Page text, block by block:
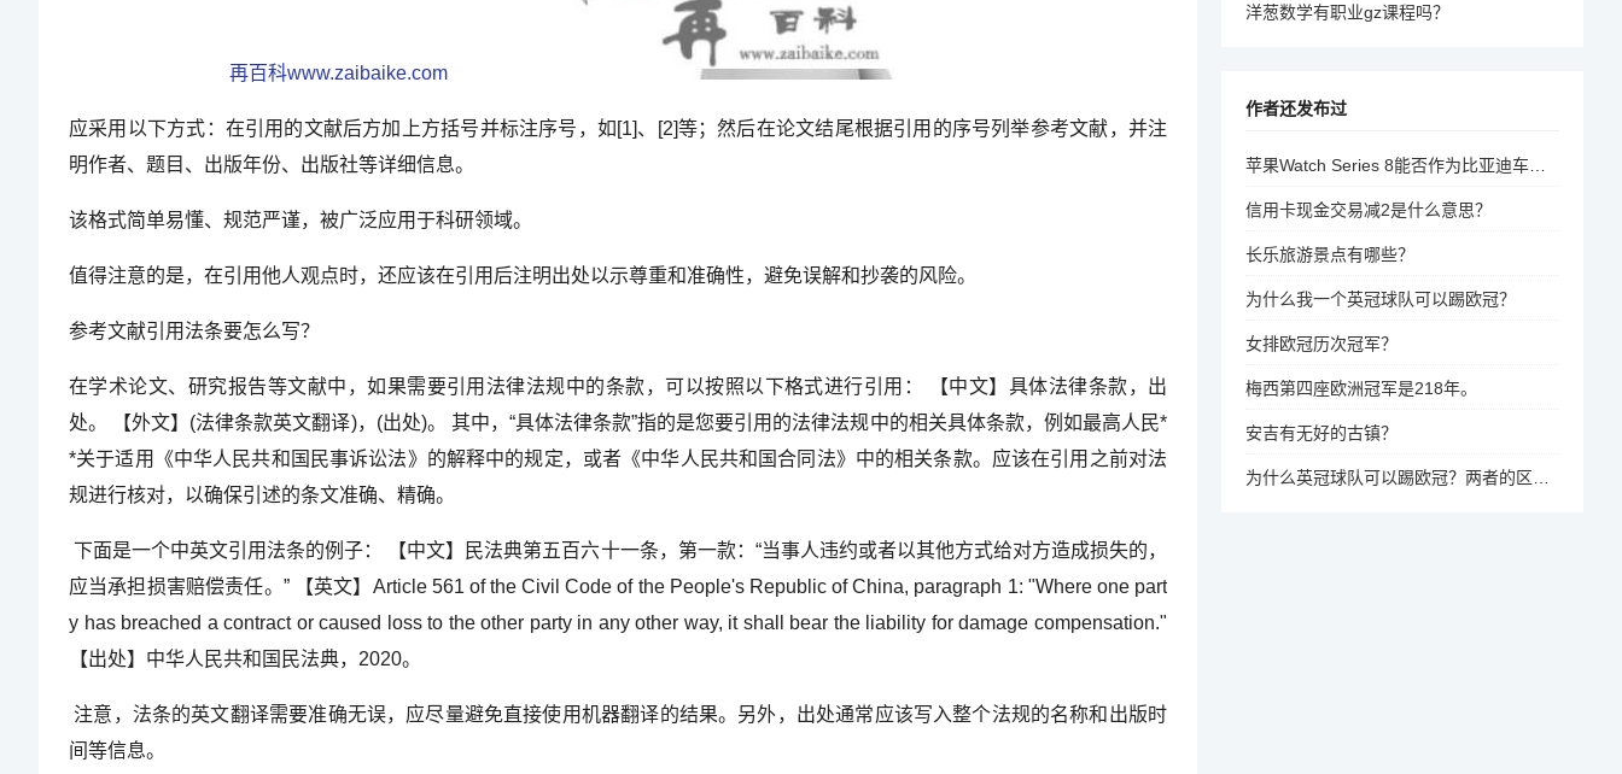
再百科www.zaibaike.com
应采用以下方式：在引用的文献后方加上方括号并标注序号，如[1]、[2]等；然后在论文结尾根据引用的序号列举参考文献，并注
明作者、题目、出版年份、出版社等详细信息。
该格式简单易懂、规范严谨，被广泛应用于科研领域。
值得注意的是，在引用他人观点时，还应该在引用后注明出处以示尊重和准确性，避免误解和抄袭的风险。
参考文献引用法条要怎么写？
在学术论文、研究报告等文献中，如果需要引用法律法规中的条款，可以按照以下格式进行引用： 【中文】具体法律条款，出
处。 【外文】(法律条款英文翻译)，(出处)。 其中，“具体法律条款”指的是您要引用的法律法规中的相关具体条款，例如最高人民*
*关于适用《中华人民共和国民事诉讼法》的解释中的规定，或者《中华人民共和国合同法》中的相关条款。应该在引用之前对法
规进行核对，以确保引述的条文准确、精确。
下面是一个中英文引用法条的例子： 【中文】民法典第五百六十一条，第一款：“当事人违约或者以其他方式给对方造成损失的，
应当承担损害赔偿责任。” 【英文】Article 561 of the Civil Code of the People's Republic of China, paragraph 1: "Where one part
y has breached a contract or caused loss to the other party in any other way, it shall bear the liability for damage compensation."
【出处】中华人民共和国民法典，2020。
注意，法条的英文翻译需要准确无误，应尽量避免直接使用机器翻译的结果。另外，出处通常应该写入整个法规的名称和出版时
间等信息。
洋葱数学有职业gz课程吗？
作者还发布过
苹果Watch Series 8能否作为比亚迪车钥匙？
信用卡现金交易减2是什么意思？
长乐旅游景点有哪些？
为什么我一个英冠球队可以踢欧冠？
女排欧冠历次冠军？
梅西第四座欧洲冠军是218年。
安吉有无好的古镇？
为什么英冠球队可以踢欧冠？两者的区别与挑战